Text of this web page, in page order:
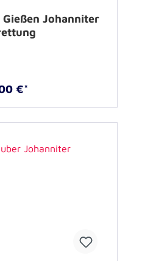
Gießen Johanniter
€*